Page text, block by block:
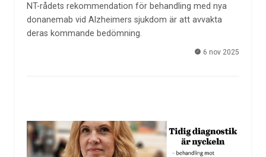
NT-rådets rekommendation för behandling med nya
donanemab vid Alzheimers sjukdom är att avvakta
deras kommande bedömning.
6 nov 2025